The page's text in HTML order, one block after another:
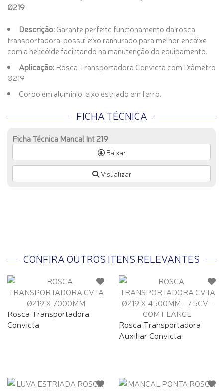
Ø219
Descrição:Garante perfeito funcionamento da rosca
transportadora, possui eixo ranhurado para melhor encaixe
com a helicóide facilitando na manutenção do equipamento.
Aplicação: Rosca Transportadora Convicta com Diâmetro
Ø219
Corpo em alumínio, eixo estriado em ferro.
FICHA TÉCNICA
Ficha Técnica Mancal Int 219
Baixar
Visualizar
CONFIRA OUTROS ITENS RELEVANTES
Rosca Transportadora
Convicta
Rosca Transportadora
Auxiliar Convicta